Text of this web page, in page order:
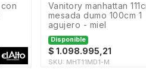
vanitory manhattan 111cm con
mesada dumo 100cm 1
agujero - miel
Disponible
$ 1.098.995,21
SKU: MHT11MD1-M